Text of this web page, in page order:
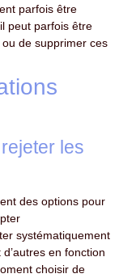
parfois être
peut parfois être
de supprimer ces
les
des options pour
systématiquement
en fonction
choisir de